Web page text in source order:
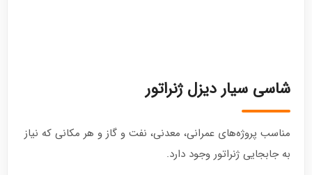
شاسی سیار دیزل ژنراتور
مناسب پروژه‌های عمرانی، معدنی، نفت و گاز و هر مکانی که نیاز
به جابجایی ژنراتور وجود دارد.